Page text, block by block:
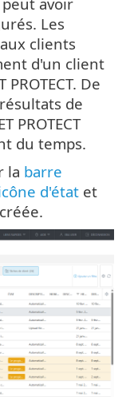
Les
clients
d'un client
De
de
PROTECT
du temps.
la barre
d'état et